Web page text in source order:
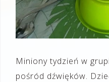
Miniony tydzień w
pośród dźwięków.